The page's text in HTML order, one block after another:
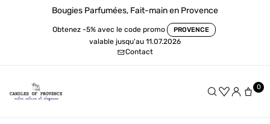
Bougies Parfumées, Fait-main en Provence
Obtenez -5% avec le code promo PROVENCE
valable jusqu'au 11.07.2026
Contact
0